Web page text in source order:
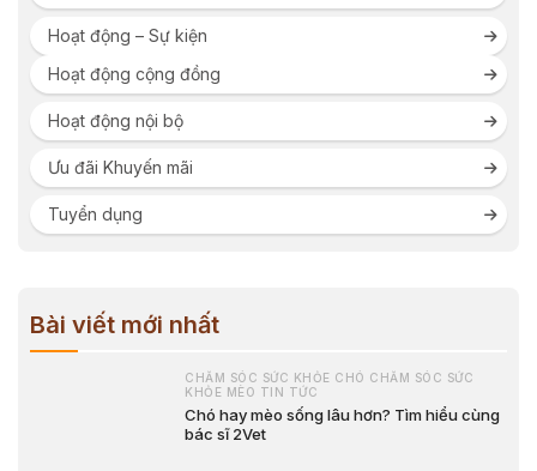
Hoạt động – Sự kiện
Hoạt động cộng đồng
Hoạt động nội bộ
Ưu đãi Khuyến mãi
Tuyển dụng
Bài viết mới nhất
CHĂM SÓC SỨC KHỎE CHÓ CHĂM SÓC SỨC
KHỎE MÈO TIN TỨC
Chó hay mèo sống lâu hơn? Tìm hiểu cùng
bác sĩ 2Vet